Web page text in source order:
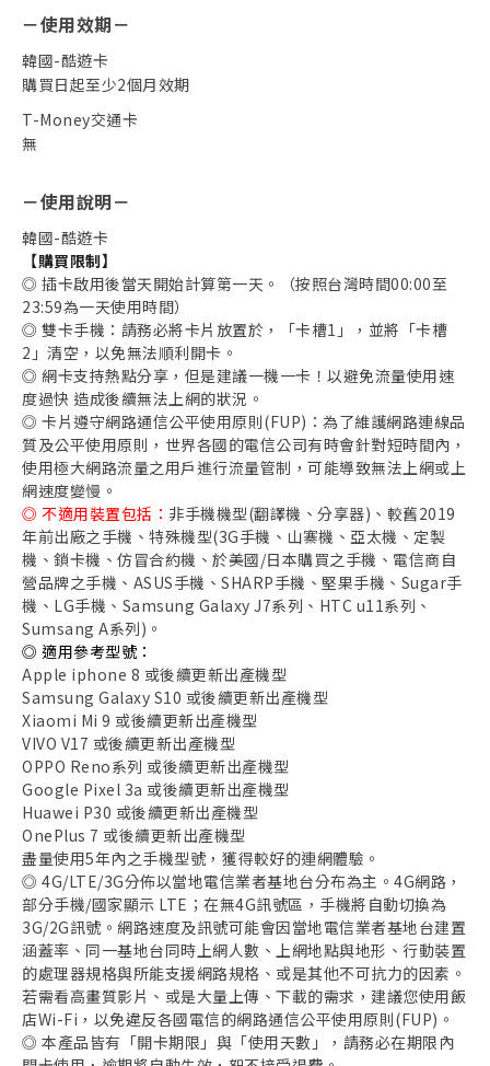
－使用效期－
韓國-酷遊卡
購買日起至少2個月效期
T-Money交通卡
無
－使用說明－
韓國-酷遊卡
【購買限制】
◎ 插卡啟用後當天開始計算第一天。（按照台灣時間00:00至
23:59為一天使用時間）
◎ 雙卡手機：請務必將卡片放置於，「卡槽1」，並將「卡槽
2」清空，以免無法順利開卡。
◎ 網卡支持熱點分享，但是建議一機一卡！以避免流量使用速
度過快 造成後續無法上網的狀況。
◎ 卡片遵守網路通信公平使用原則(FUP)：為了維護網路連線品
質及公平使用原則，世界各國的電信公司有時會針對短時間內，
使用極大網路流量之用戶進行流量管制，可能導致無法上網或上
網速度變慢。
◎ 不適用裝置包括： 非手機機型(翻譯機、分享器)、較舊2019
年前出廠之手機、特殊機型(3G手機、山寨機、亞太機、定製
機、鎖卡機、仿冒合約機、於美國/日本購買之手機、電信商自
營品牌之手機、ASUS手機、SHARP手機、堅果手機、Sugar手
機、LG手機、Samsung Galaxy J7系列、HTC u11系列、
Sumsang A系列)。
◎ 適用參考型號：
Apple iphone 8 或後續更新出產機型
Samsung Galaxy S10 或後續更新出產機型
Xiaomi Mi 9 或後續更新出產機型
VIVO V17 或後續更新出產機型
OPPO Reno系列 或後續更新出產機型
Google Pixel 3a 或後續更新出產機型
Huawei P30 或後續更新出產機型
OnePlus 7 或後續更新出產機型
盡量使用5年內之手機型號，獲得較好的連網體驗。
◎ 4G/LTE/3G分佈以當地電信業者基地台分布為主。4G網路，
部分手機/國家顯示 LTE；在無4G訊號區，手機將自動切換為
3G/2G訊號。網路速度及訊號可能會因當地電信業者基地台建置
涵蓋率、同一基地台同時上網人數、上網地點與地形、行動裝置
的處理器規格與所能支援網路規格、或是其他不可抗力的因素。
若需看高畫質影片、或是大量上傳、下載的需求，建議您使用飯
店Wi-Fi，以免違反各國電信的網路通信公平使用原則(FUP)。
◎ 本產品皆有「開卡期限」與「使用天數」，請務必在期限內
取消收藏